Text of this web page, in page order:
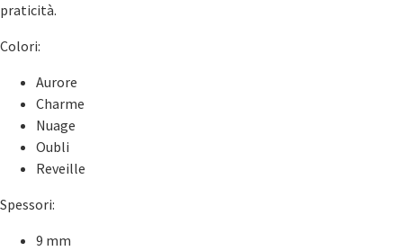
praticità.
Colori:
Aurore
Charme
Nuage
Oubli
Reveille
Spessori:
9 mm